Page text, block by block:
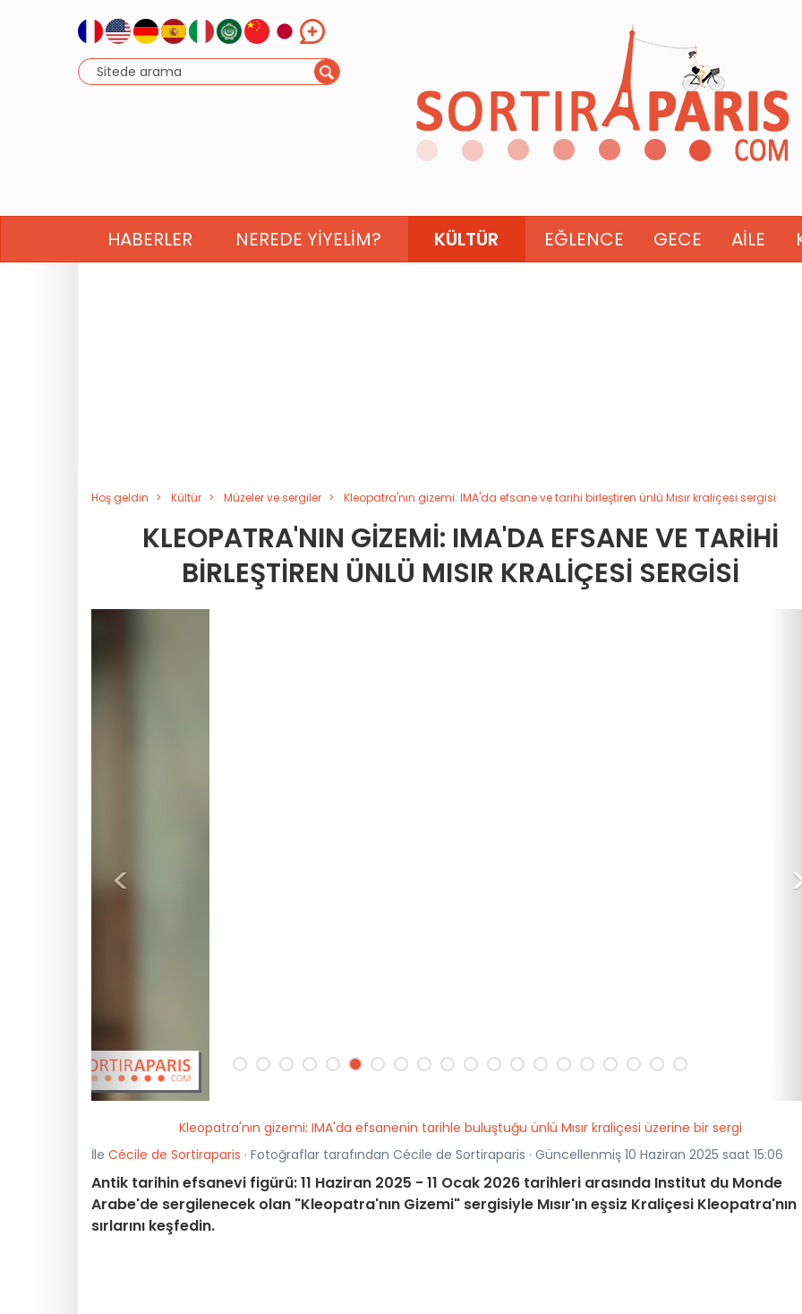
HABERLER NEREDE YIYELIM? KÜLTÜR EĞLENCE GECE AILE
Hoş geldin Kültür Müzeler ve sergiler Kleopatra'nın gizemi: IMA'da efsane ve tarihi birleştiren ünlü Mısır kraliçesi sergisi
KLEOPATRA'NIN GIZEMI: IMA'DA EFSANE VE TARIHI
BIRLEŞTIREN ÜNLÜ MISIR KRALIÇESI SERGISI
<
Kleopatra'nın gizemi: IMA'da efsanenin tarihle buluştuğu ünlü Mısır kraliçesi üzerine bir sergi
İle Cécile de Sortiraparis · Fotoğraflar tarafından Cécile de Sortiraparis · Güncellenmiş 10 Haziran 2025 saat 15:06
Antik tarihin efsanevi figürü: 11 Haziran 2025 - 11 Ocak 2026 tarihleri arasında Institut du Monde
Arabe'de sergilenecek olan "Kleopatra'nın Gizemi" sergisiyle Mısır'ın eşsiz Kraliçesi Kleopatra'nın
sırlarını keşfedin.